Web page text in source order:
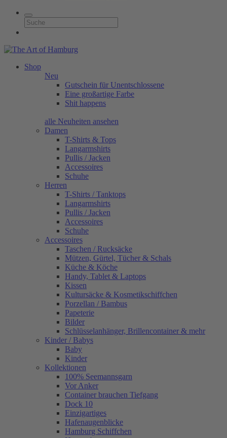
Shop
Neu
Gutschein für Unentschlossene
Eine großartige Farbe
Shit happens
alle Neuheiten ansehen
Damen
T-Shirts & Tops
Langarmshirts
Pullis / Jacken
Accessoires
Schuhe
Herren
T-Shirts / Tanktops
Langarmshirts
Pullis / Jacken
Accessoires
Schuhe
Accessoires
Taschen / Rucksäcke
Mützen, Gürtel, Tücher & Schals
Küche & Köche
Handy, Tablet & Laptops
Kissen
Kultursäcke & Kosmetikschiffchen
Porzellan / Bambus
Papeterie
Bilder
Schlüsselanhänger, Brillencontainer & mehr
Kinder / Babys
Baby
Kinder
Kollektionen
100% Seemannsgarn
Vor Anker
Container brauchen Tiefgang
Dock 10
Einzigartiges
Hafenaugen­blicke
Hamburg Schiffchen